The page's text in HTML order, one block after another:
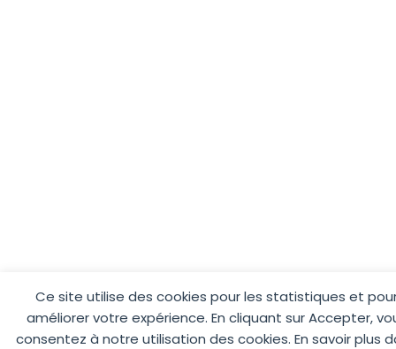
Ce site utilise des cookies pour les statistiques et
améliorer votre expérience. En cliquant sur Accepter,
consentez à notre utilisation des cookies. En savoir plus